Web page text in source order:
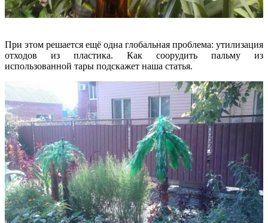
При этом решается ещё одна глобальная проблема: утилизация
отходов из пластика. Как соорудить пальму из
использованной тары подскажет наша статья.